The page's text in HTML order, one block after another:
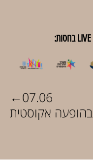
←07.06
בהופעה אקוסטית